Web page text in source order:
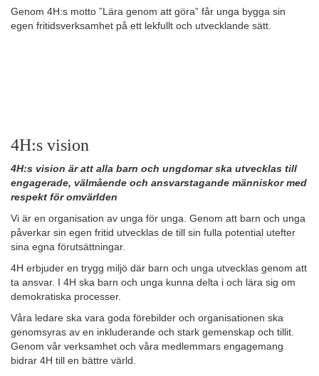
Genom 4H:s motto ”Lära genom att göra” får unga bygga sin
egen fritidsverksamhet på ett lekfullt och utvecklande sätt.
4H:s vision
4H:s vision är att alla barn och ungdomar ska utvecklas till
engagerade, välmående och ansvarstagande människor med
respekt för omvärlden
Vi är en organisation av unga för unga. Genom att barn och unga
påverkar sin egen fritid utvecklas de till sin fulla potential utefter
sina egna förutsättningar.
4H erbjuder en trygg miljö där barn och unga utvecklas genom att
ta ansvar. I 4H ska barn och unga kunna delta i och lära sig om
demokratiska processer.
Våra ledare ska vara goda förebilder och organisationen ska
genomsyras av en inkluderande och stark gemenskap och tillit.
Genom vår verksamhet och våra medlemmars engagemang
bidrar 4H till en bättre värld.